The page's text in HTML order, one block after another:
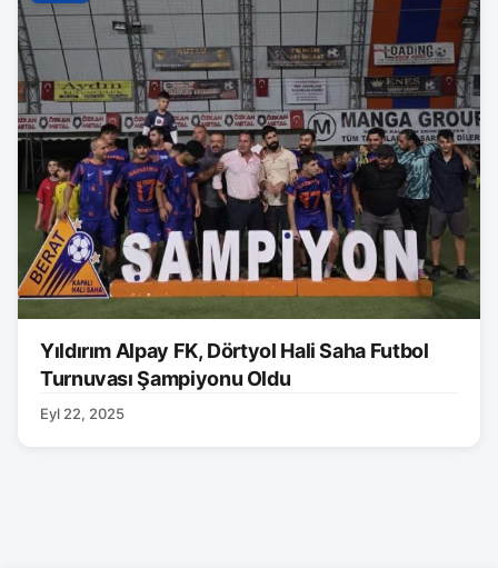
Yıldırım Alpay FK, Dörtyol Hali Saha Futbol
Turnuvası Şampiyonu Oldu
Eyl 22, 2025